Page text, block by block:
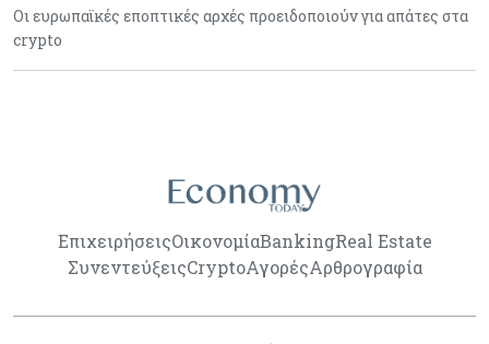
Οι ευρωπαϊκές εποπτικές αρχές προειδοποιούν για απάτες στα
crypto
ΕπιχειρήσειςΟικονομίαBankingReal Estate
ΣυνεντεύξειςCryptoΑγορέςΑρθρογραφία